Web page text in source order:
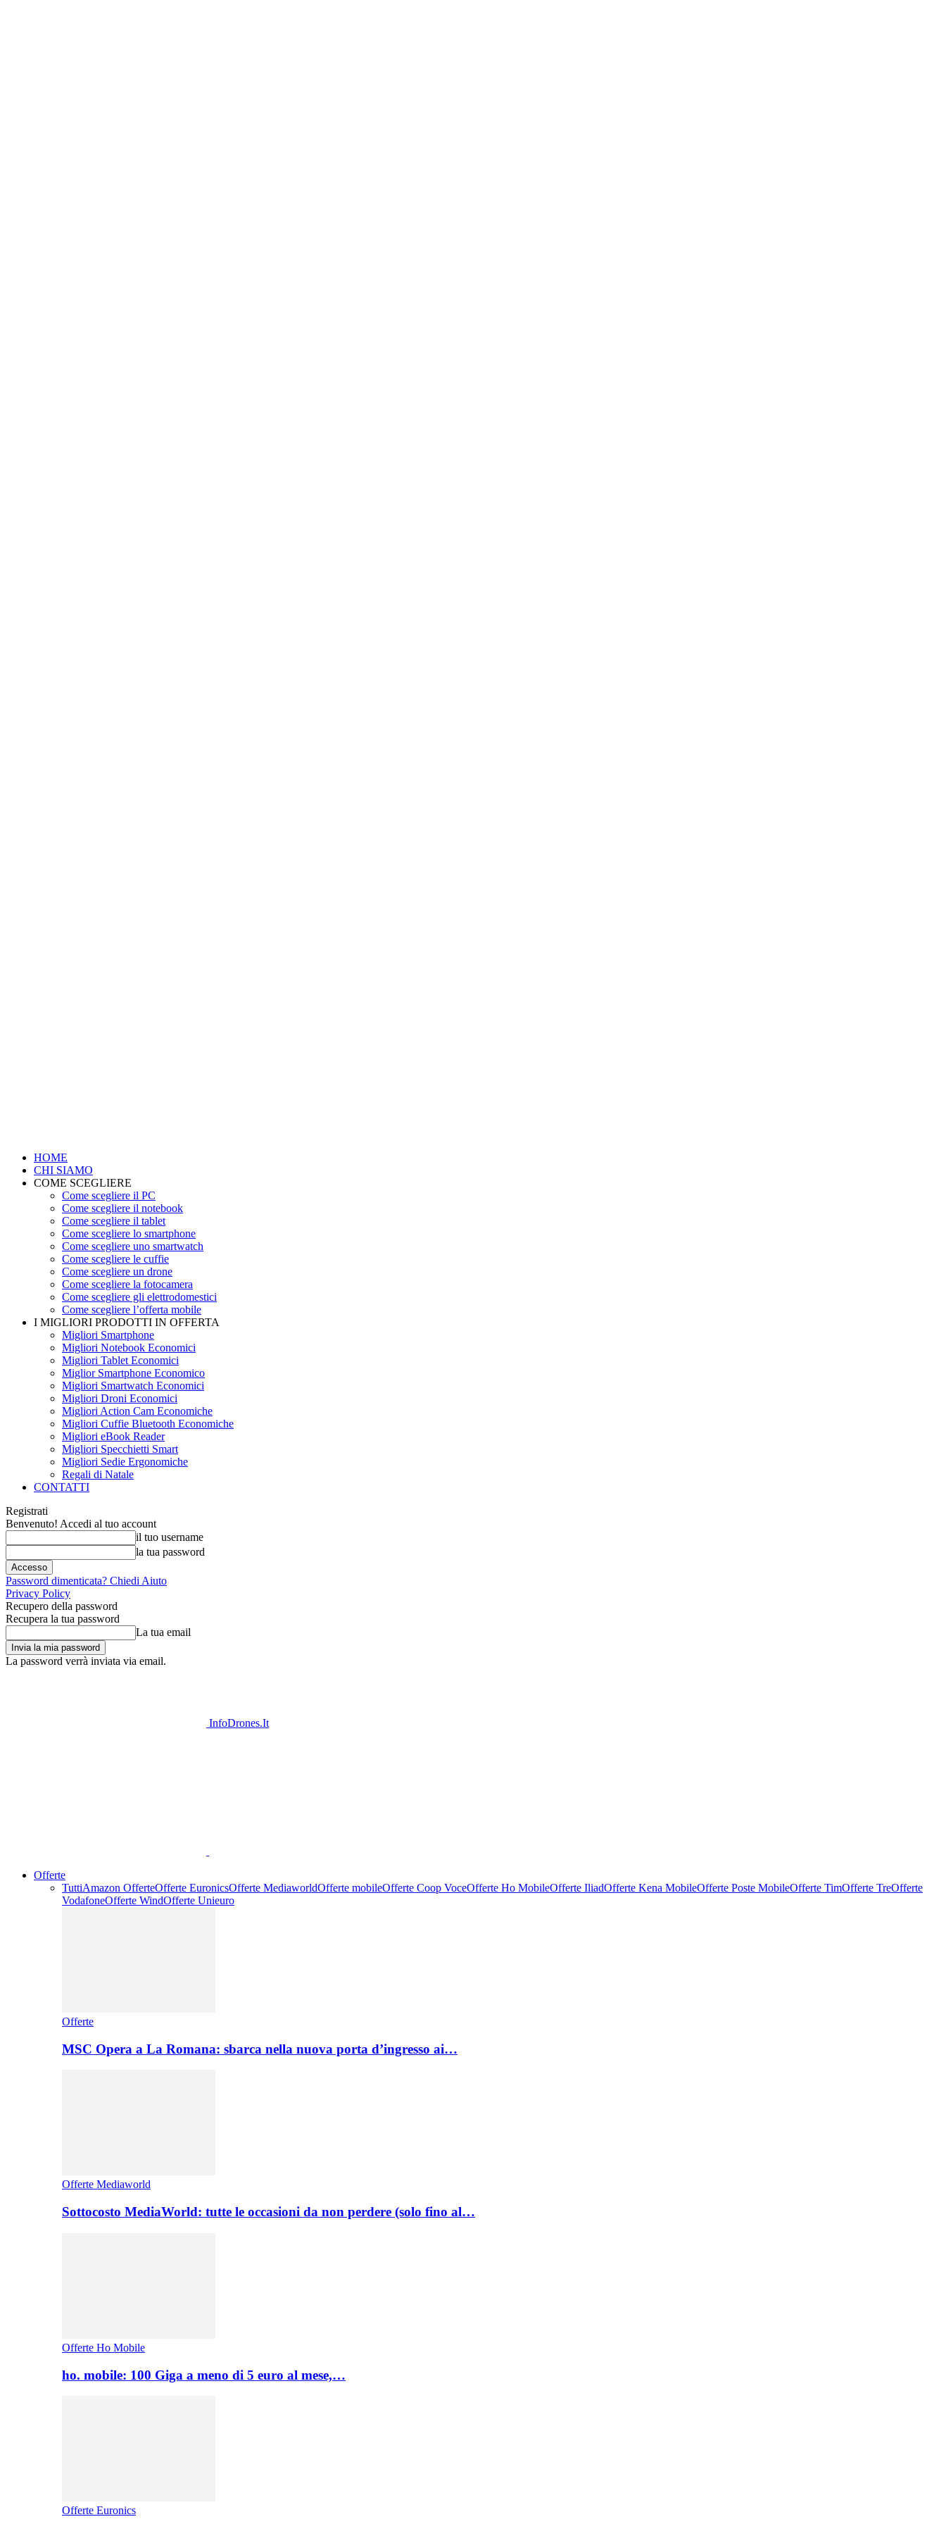
HOME
CHI SIAMO
COME SCEGLIERE
Come scegliere il PC
Come scegliere il notebook
Come scegliere il tablet
Come scegliere lo smartphone
Come scegliere uno smartwatch
Come scegliere le cuffie
Come scegliere un drone
Come scegliere la fotocamera
Come scegliere gli elettrodomestici
Come scegliere l’offerta mobile
I MIGLIORI PRODOTTI IN OFFERTA
Migliori Smartphone
Migliori Notebook Economici
Migliori Tablet Economici
Miglior Smartphone Economico
Migliori Smartwatch Economici
Migliori Droni Economici
Migliori Action Cam Economiche
Migliori Cuffie Bluetooth Economiche
Migliori eBook Reader
Migliori Specchietti Smart
Migliori Sedie Ergonomiche
Regali di Natale
CONTATTI
Registrati
Benvenuto! Accedi al tuo account
il tuo username
la tua password
Password dimenticata? Chiedi Aiuto
Privacy Policy
Recupero della password
Recupera la tua password
La tua email
La password verrà inviata via email.
InfoDrones.It
Offerte
TuttiAmazon OfferteOfferte EuronicsOfferte MediaworldOfferte mobileOfferte Coop VoceOfferte Ho MobileOfferte IliadOfferte Kena MobileOfferte Poste MobileOfferte TimOfferte TreOfferte
VodafoneOfferte WindOfferte Unieuro
Offerte
MSC Opera a La Romana: sbarca nella nuova porta d’ingresso ai…
Offerte Mediaworld
Sottocosto MediaWorld: tutte le occasioni da non perdere (solo fino al…
Offerte Ho Mobile
ho. mobile: 100 Giga a meno di 5 euro al mese,…
Offerte Euronics